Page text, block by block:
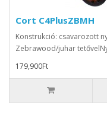
Cort C4PlusZBMH
Konstrukció: csavarozott
Zebrawood/juhar
179,900Ft